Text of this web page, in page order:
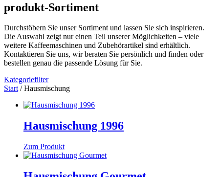
produkt-Sortiment
Durchstöbern Sie unser Sortiment und lassen Sie sich inspirieren.
Die Auswahl zeigt nur einen Teil unserer Möglichkeiten – viele
weitere Kaffeemaschinen und Zubehörartikel sind erhältlich.
Kontaktieren Sie uns, wir beraten Sie persönlich und finden oder
bestellen genau die passende Lösung für Sie.
Kategoriefilter
Start/ Hausmischung
Hausmischung 1996
Zum Produkt